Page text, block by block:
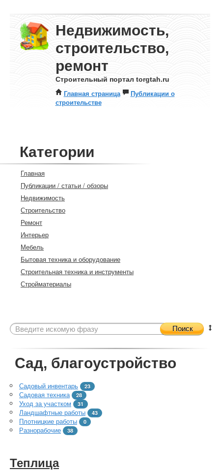
Недвижимость,
строительство,
ремонт
Строительный портал torgtah.ru
Главная страница
Публикации о
строительстве
Категории
Главная
Публикации / статьи / обзоры
Недвижимость
Строительство
Ремонт
Интерьер
Мебель
Бытовая техника и оборудование
Строительная техника и инструменты
Стройматериалы
Поиск
Сад, благоустройство
Садовый инвентарь 23
Садовая техника 28
Уход за участком 31
Ландшафтные работы 43
Плотницкие работы 0
Разнорабочие 38
Теплица